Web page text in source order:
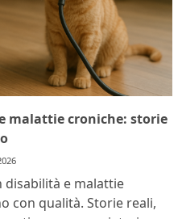
malattie croniche: storie
disabilità e malattie
con qualità. Storie reali,